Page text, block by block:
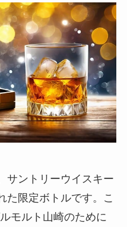
サントリーウイスキー
た限定ボトルです。こ
モルト山崎のために